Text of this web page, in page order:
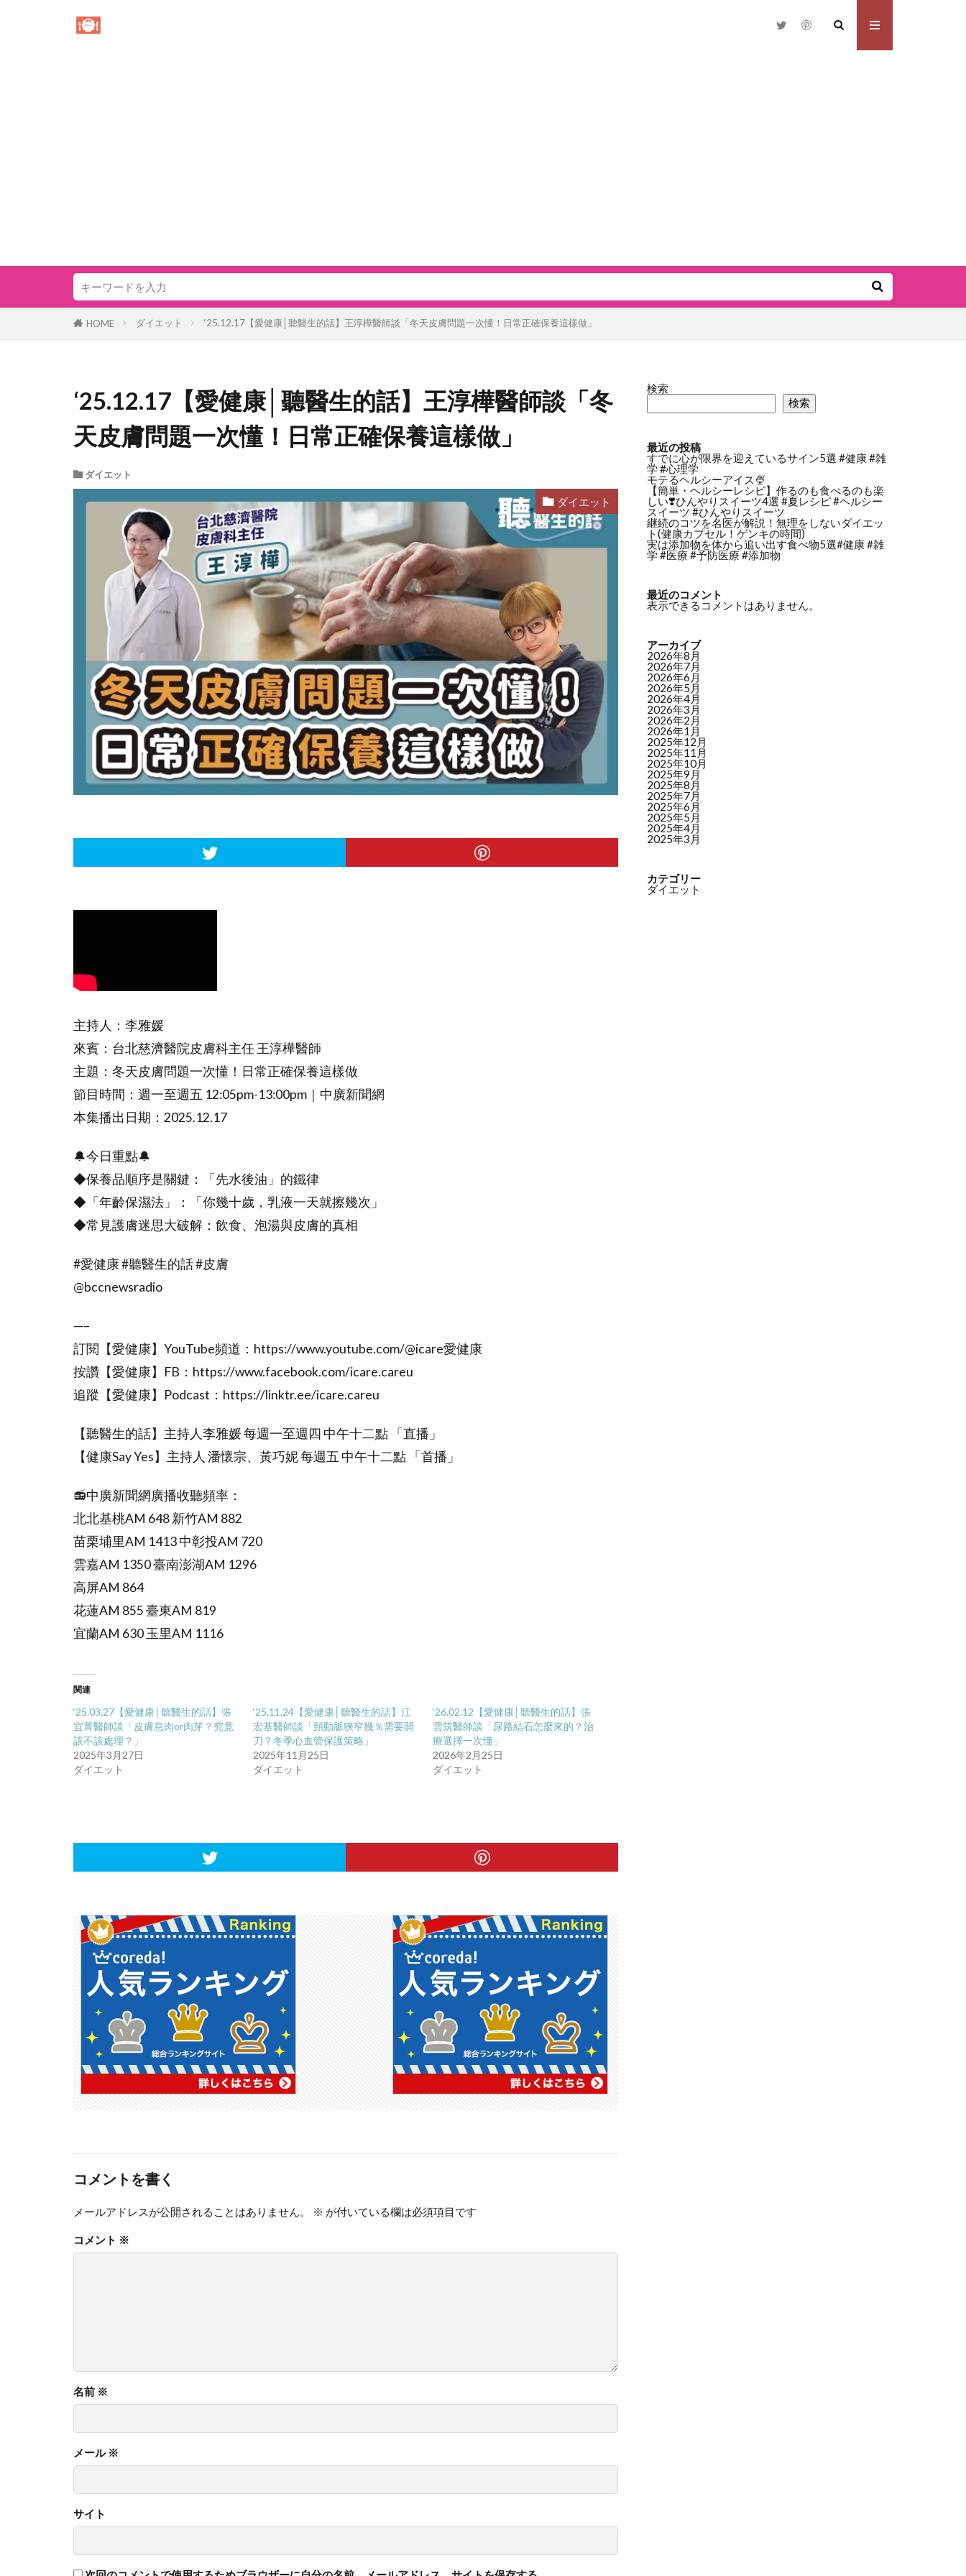
HOME ダイエット ‘25.12.17【愛健康│聽醫生的話】王淳樺醫師談「冬天皮膚問題一次懂！日常正確保養這樣做」
‘25.12.17【愛健康│聽醫生的話】王淳樺醫師談「冬
天皮膚問題一次懂！日常正確保養這樣做」
ダイエット
ダイエット
主持人：李雅媛
來賓：台北慈濟醫院皮膚科主任 王淳樺醫師
主題：冬天皮膚問題一次懂！日常正確保養這樣做
節目時間：週一至週五 12:05pm-13:00pm｜中廣新聞網
本集播出日期：2025.12.17
🔔今日重點🔔
◆保養品順序是關鍵：「先水後油」的鐵律
◆「年齡保濕法」：「你幾十歲，乳液一天就擦幾次」
◆常見護膚迷思大破解：飲食、泡湯與皮膚的真相
#愛健康 #聽醫生的話 #皮膚
​⁠@bccnewsradio
—–
訂閱【愛健康】YouTube頻道：https://www.youtube.com/@icare愛健康
按讚【愛健康】FB：https://www.facebook.com/icare.careu
追蹤【愛健康】Podcast：https://linktr.ee/icare.careu
【聽醫生的話】主持人李雅媛 每週一至週四 中午十二點 「直播」
【健康Say Yes】主持人 潘懷宗、黃巧妮 每週五 中午十二點 「首播」
📻中廣新聞網廣播收聽頻率：
北北基桃AM 648 新竹AM 882
苗栗埔里AM 1413 中彰投AM 720
雲嘉AM 1350 臺南澎湖AM 1296
高屏AM 864
花蓮AM 855 臺東AM 819
宜蘭AM 630 玉里AM 1116
関連
‘25.03.27【愛健康│聽醫生的話】張
宜菁醫師談「皮膚息肉or肉芽？究竟
該不該處理？」
2025年3月27日
ダイエット
‘25.11.24【愛健康│聽醫生的話】江
宏基醫師談「頸動脈狹窄幾％需要開
刀？冬季心血管保護策略」
2025年11月25日
ダイエット
‘26.02.12【愛健康│聽醫生的話】張
雲筑醫師談「尿路結石怎麼來的？治
療選擇一次懂」
2026年2月25日
ダイエット
コメントを書く
メールアドレスが公開されることはありません。 ※ が付いている欄は必須項目です
コメント ※
名前 ※
メール ※
サイト
検索
検索
最近の投稿
すでに心が限界を迎えているサイン5選 #健康 #雑
学 #心理学
モテるヘルシーアイス🍨
【簡単・ヘルシーレシピ】作るのも食べるのも楽
しい❣️ひんやりスイーツ4選 #夏レシピ #ヘルシー
スイーツ #ひんやりスイーツ
継続のコツを名医が解説！無理をしないダイエッ
ト(健康カプセル！ゲンキの時間)
実は添加物を体から追い出す食べ物5選#健康 #雑
学 #医療 #予防医療 #添加物
最近のコメント
表示できるコメントはありません。
アーカイブ
2026年8月
2026年7月
2026年6月
2026年5月
2026年4月
2026年3月
2026年2月
2026年1月
2025年12月
2025年11月
2025年10月
2025年9月
2025年8月
2025年7月
2025年6月
2025年5月
2025年4月
2025年3月
カテゴリー
ダイエット